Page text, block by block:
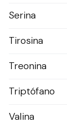
Serina
Tirosina
Treonina
Triptófano
Valina